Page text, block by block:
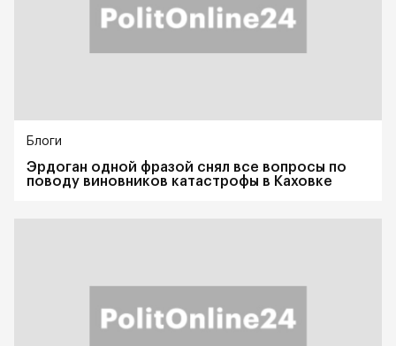
Блоги
Эрдоган одной фразой снял все вопросы по
поводу виновников катастрофы в Каховке